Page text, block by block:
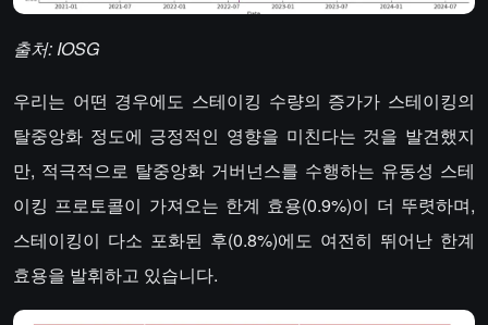
출처: IOSG
우리는 어떤 경우에도 스테이킹 수량의 증가가 스테이킹의
탈중앙화 정도에 긍정적인 영향을 미친다는 것을 발견했지
만, 적극적으로 탈중앙화 거버넌스를 수행하는 유동성 스테
이킹 프로토콜이 가져오는 한계 효용(0.9%)이 더 뚜렷하며,
스테이킹이 다소 포화된 후(0.8%)에도 여전히 뛰어난 한계
효용을 발휘하고 있습니다.